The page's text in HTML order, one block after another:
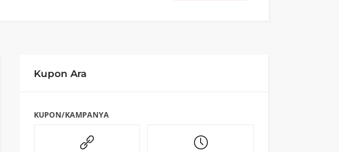
Kupon Ara
KUPON/KAMPANYA